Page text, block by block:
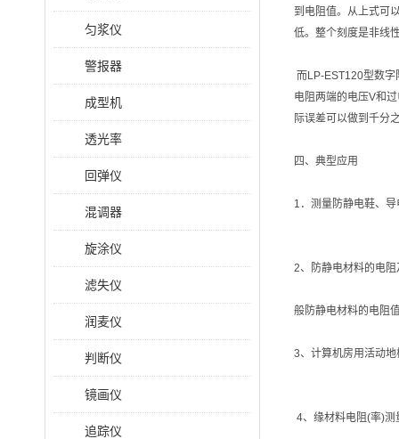
匀浆仪
警报器
成型机
透光率
回弹仪
混调器
旋涂仪
滤失仪
润麦仪
判断仪
镜画仪
追踪仪
到电阻值。从上式可
低。整个刻度是非线
而LP-EST120型数
电阻两端的电压V和
际误差可以做到千分
四、典型应用
1．测量防静电鞋、
2、防静电材料的电
般防静电材料的电阻
3、计算机房用活动
4、缘材料电阻(率)测